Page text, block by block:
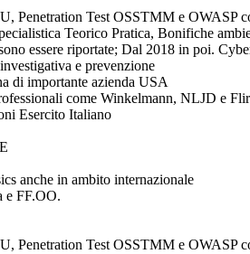
Penetration Test OSSTMM e OWASP
Teorico Pratica, Bonifiche
essere riportate; Dal 2018 in poi.
e prevenzione
di importante azienda USA
come Winkelmann, NLJD e
Esercito Italiano
anche in ambito internazionale
e FF.OO.
Penetration Test OSSTMM e OWASP